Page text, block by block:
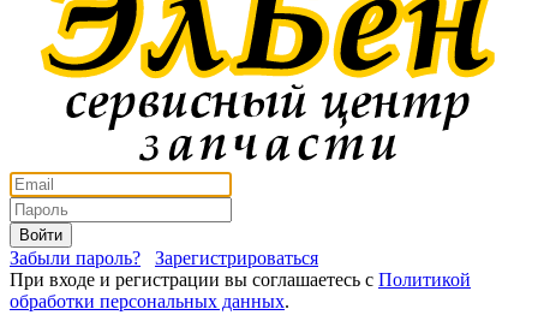
Войти
Забыли пароль?
Зарегистрироваться
При входе и регистрации вы соглашаетесь с Политикой
обработки персональных данных.